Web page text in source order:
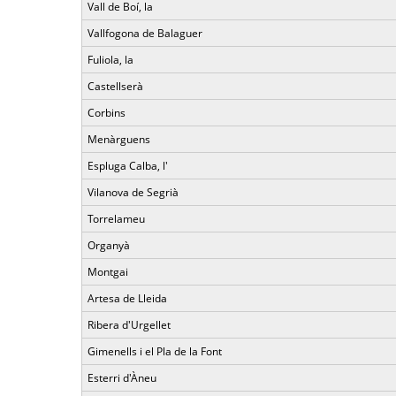
Vall de Boí, la
Vallfogona de Balaguer
Fuliola, la
Castellserà
Corbins
Menàrguens
Espluga Calba, l'
Vilanova de Segrià
Torrelameu
Organyà
Montgai
Artesa de Lleida
Ribera d'Urgellet
Gimenells i el Pla de la Font
Esterri d'Àneu